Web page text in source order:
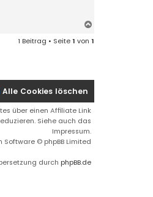
b
n
1 Beitrag • Seite1 von 1
Alle Cookies löschen
über einen Affiliate Link
Siehe auch das
Impressum.
Software © phpBB Limited
durch phpBB.de